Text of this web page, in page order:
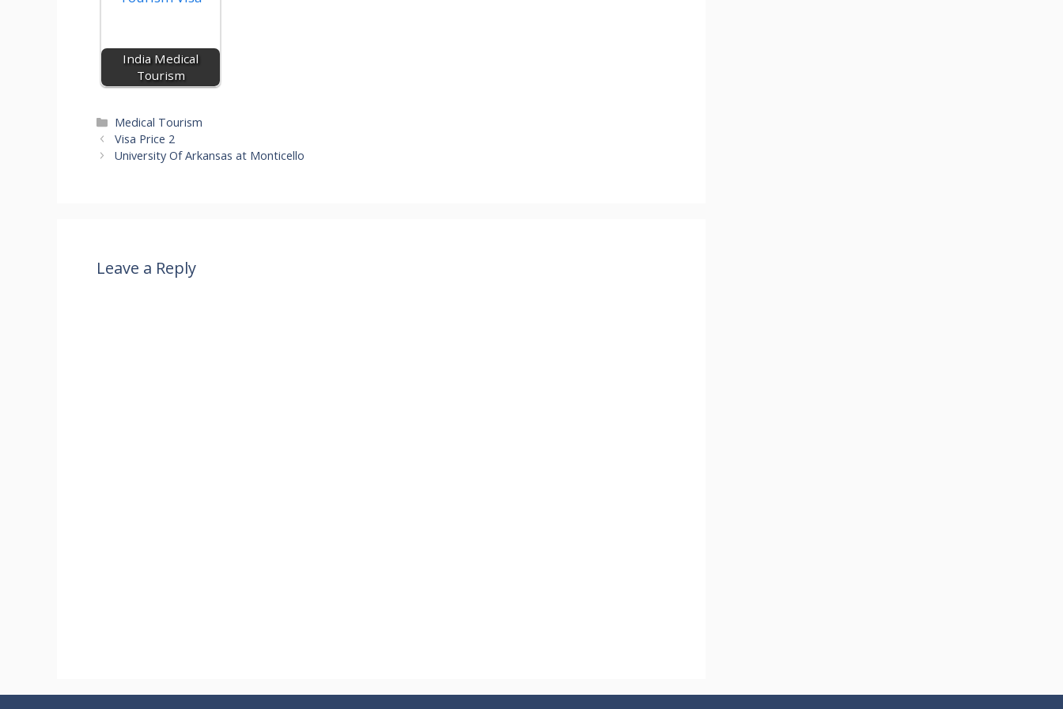
er k
India Medical
Tourism
Categories
Medical Tourism
Visa Price 2
University Of Arkansas at Monticello
Leave a Reply